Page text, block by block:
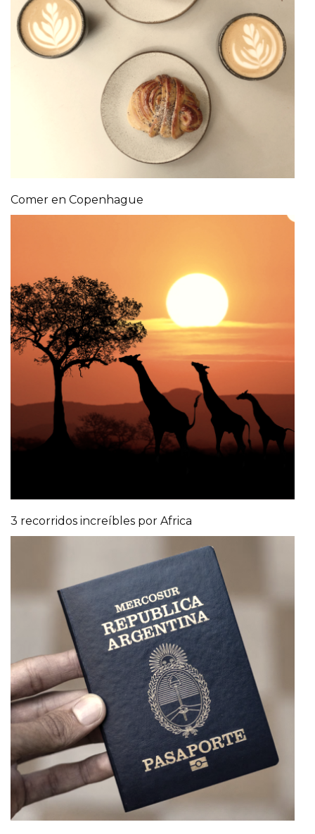
Comer en Copenhague
3 recorridos increíbles por Africa